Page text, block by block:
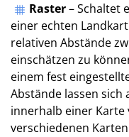
Raster– Schaltet
einer echten
relativen Abstände
einschätzen zu
einem fest
Abstände lassen sich
innerhalb einer Karte
verschiedenen